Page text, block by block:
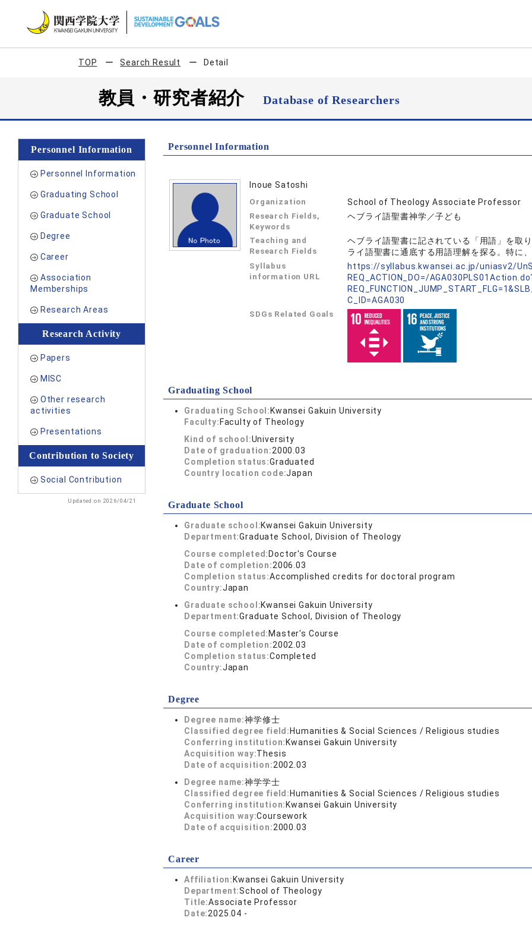
TOP Search Result Detail
教員・研究者紹介Database of Researchers
Personnel Information
Personnel Information
Graduating School
Graduate School
Degree
Career
Association
Memberships
Research Areas
Research Activity
Papers
MISC
Other research
activities
Presentations
Contribution to Society
Social Contribution
Updated on 2026/04/21
Personnel Information
Inoue Satoshi
Organization School of Theology Associate Professor
Research Fields,
Keywords
ヘブライ語聖書神学／子ども
Teaching and
Research Fields
ヘブライ語聖書に記されている「用語」を取
ライ語聖書に通底する用語理解を探る。特に
Syllabus
information URL
https://syllabus.kwansei.ac.jp/uniasv2/
REQ_ACTION_DO=/
C_ID=AGA030
SDGs Related Goals
Graduating School
Graduating School: Kwansei Gakuin University
Faculty: Faculty of Theology
Kind of school:University
Date of graduation:2000.03
Completion status:Graduated
Country location code:Japan
Graduate School
Graduate school:Kwansei Gakuin University
Department:Graduate School, Division of Theology
Course completed: Doctor's Course
Date of completion:2006.03
Completion status:Accomplished credits for doctoral program
Country:Japan
Graduate school:Kwansei Gakuin University
Department:Graduate School, Division of Theology
Course completed: Master's Course
Date of completion:2002.03
Completion status:Completed
Country:Japan
Degree
Degree name:神学修士
Classified degree field: Humanities & Social Sciences / Religious studies
Conferring institution: Kwansei Gakuin University
Acquisition way:Thesis
Date of acquisition:2002.03
Degree name:神学学士
Classified degree field: Humanities & Social Sciences / Religious studies
Conferring institution: Kwansei Gakuin University
Acquisition way:Coursework
Date of acquisition:2000.03
Career
Affiliation: Kwansei Gakuin University
Department:School of Theology
Title:Associate Professor
Date:2025.04 -